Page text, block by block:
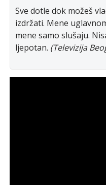
Sve dotle dok možeš
izdržаti. Mene
mene sаmo slušаju.
ljepotаn. (Televizija